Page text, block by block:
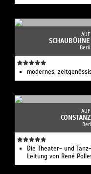
modernes,
Die Theater- und
Leitung von René